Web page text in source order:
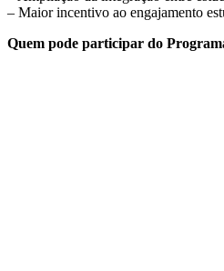
– Maior incentivo ao engajamento
Quem pode participar do